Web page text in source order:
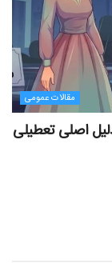
مقالات عمومی
پروژه‌های میلیون دلاری؛ بررسی ۴ دلیل اصلی تعطیلی